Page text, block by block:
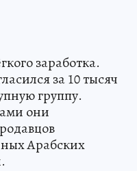
заработка.
за 10 тысяч
группу.
они
Арабских